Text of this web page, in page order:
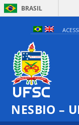
BRASIL
NESBIO –